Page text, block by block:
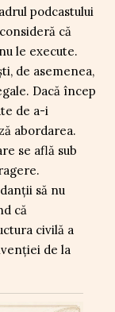
podcastului
că
le execute.
de asemenea,
Dacă încep
de a-i
abordarea.
se află sub
să nu
că
civilă a
de la